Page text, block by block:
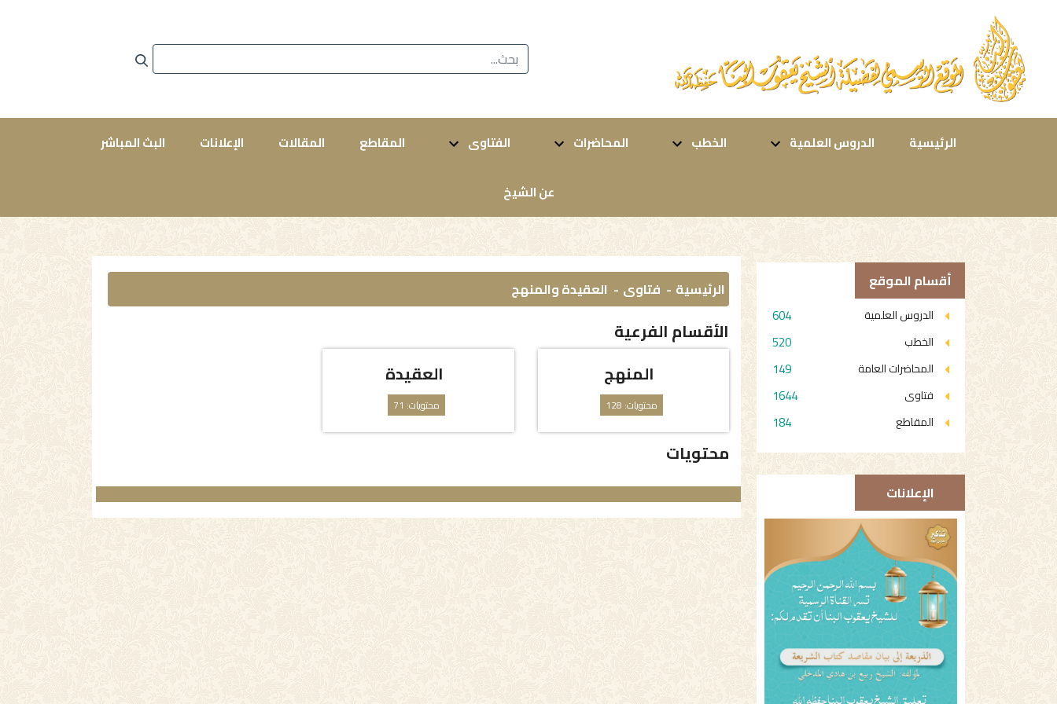
الرئيسية الدروس العلمية الخطب المحاضرات الفتاوى المقاطع المقالات الإعلانات البث المباشر
عن الشيخ
أقسام الموقع
الدروس العلمية 604
الخطب 520
المحاضرات العامة 149
فتاوى 1644
المقاطع 184
الإعلانات
الرئيسية فتاوى العقيدة والمنهج
الأقسام الفرعية
المنهج
محتويات: 128
العقيدة
محتويات: 71
محتويات